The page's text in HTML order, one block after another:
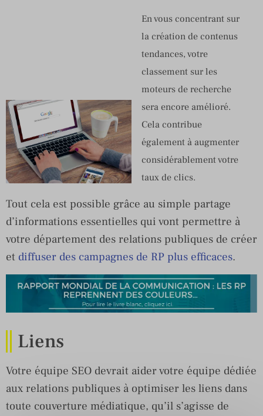
En vous concentrant sur
la création de contenus
tendances, votre
classement sur les
moteurs de recherche
sera encore amélioré.
Cela contribue
également à augmenter
considérablement votre
taux de clics.
Tout cela est possible grâce au simple partage
d’informations essentielles qui vont permettre à
votre département des relations publiques de créer
et diffuser des campagnes de RP plus efficaces.
Liens
Votre équipe SEO devrait aider votre équipe dédiée
aux relations publiques à optimiser les liens dans
toute couverture médiatique, qu’il s’agisse de